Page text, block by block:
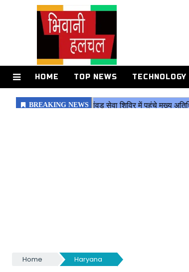
HOME TOP NEWS TECHNOLOGY
Home Haryana